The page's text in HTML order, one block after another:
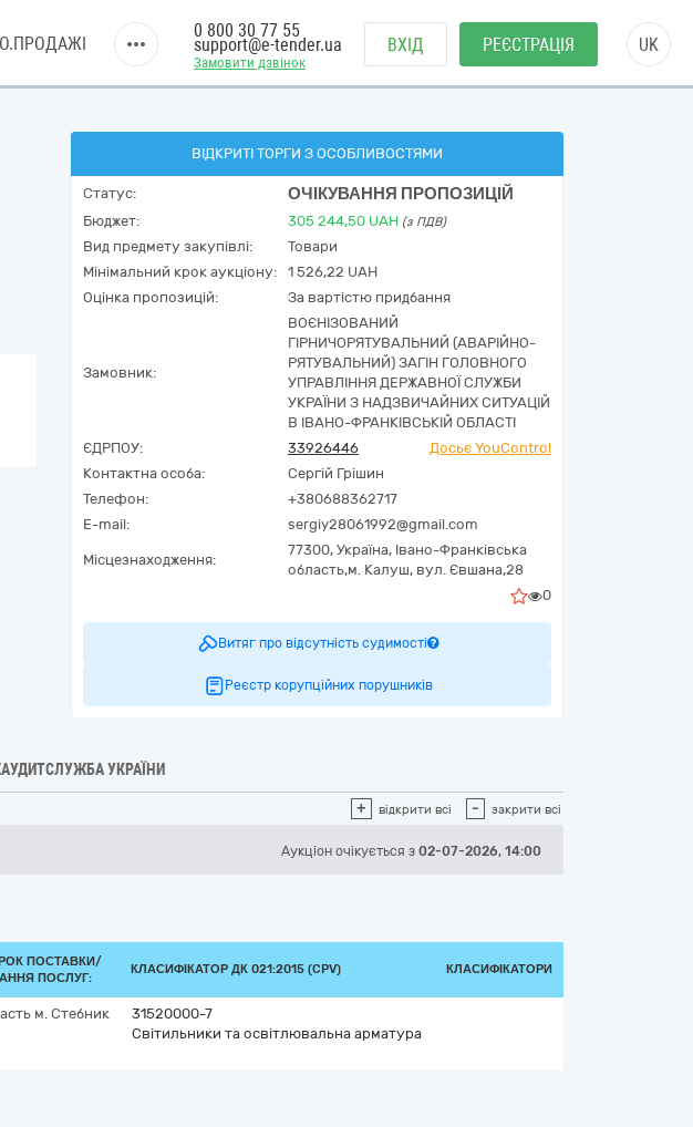
Замовити дзвінок
0 800 30 77 55
support@e-tender.ua ВХІД РЕЄСТРАЦІЯ UK
ВІДКРИТІ ТОРГИ З ОСОБЛИВОСТЯМИ
Статус: ОЧІКУВАННЯ ПРОПОЗИЦІЙ
Бюджет: 305 244,50 UAH (з ПДВ)
Вид предмету закупівлі:
Товари
Мінімальний крок аукціону:
1 526,22 UAH
Оцінка пропозицій:
За вартістю придбання
Замовник:
ВОЄНІЗОВАНИЙ
ГІРНИЧОРЯТУВАЛЬНИЙ (АВАРІЙНО-
РЯТУВАЛЬНИЙ) ЗАГІН ГОЛОВНОГО
УПРАВЛІННЯ ДЕРЖАВНОЇ СЛУЖБИ
УКРАЇНИ З НАДЗВИЧАЙНИХ СИТУАЦІЙ
В ІВАНО-ФРАНКІВСЬКІЙ ОБЛАСТІ
ЄДРПОУ:
33926446
Досьє YouControl
Контактна особа:
Сергій Грішин
Телефон:
+380688362717
E-mail:
sergiy28061992@gmail.com
Місцезнаходження:
77300, Україна, Івано-Франківська
область,м. Калуш, вул. Євшана,28
0
Витяг про відсутність судимості
Реєстр корупційних порушників
УКРАЇНИ
+ відкрити всі - закрити всі
Аукціон очікується з 02-07-2026, 14:00
ПОСТАВКИ/
ПОСЛУГ:
КЛАСИФІКАТОР ДК 021:2015 (CPV) КЛАСИФІКАТОРИ
м. Стебник
31520000-7
Світильники та освітлювальна арматура